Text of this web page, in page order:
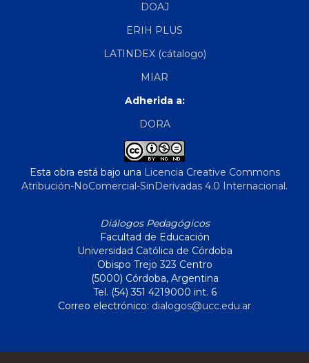
DOAJ
ERIH PLUS
LATINDEX (cátalogo)
MIAR
Adherida a:
DORA
Esta obra está bajo una Licencia Creative Commons
Atribución-NoComercial-SinDerivadas 4.0 Internacional.
Diálogos Pedagógicos
Facultad de Educación
Universidad Católica de Córdoba
Obispo Trejo 323 Centro
(5000) Córdoba, Argentina
Tel. (54) 351 4219000 int. 6
Correo electrónico: dialogos@ucc.edu.ar